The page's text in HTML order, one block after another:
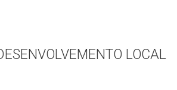
LOCAL